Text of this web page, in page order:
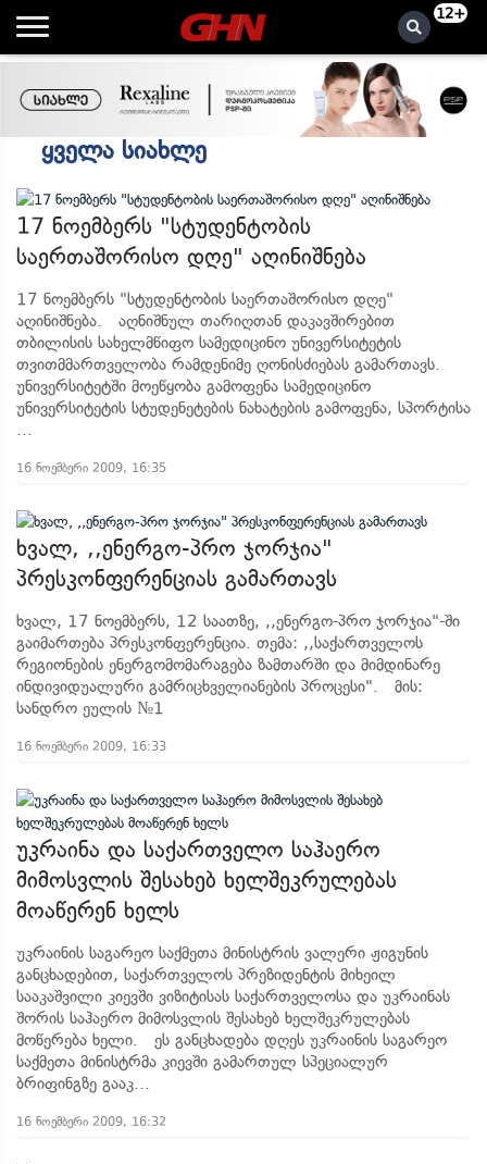
12+
Ყველა Სიახლე
17 ნოემბერს "სტუდენტობის
საერთაშორისო დღე" აღინიშნება
17 ნოემბერს "სტუდენტობის საერთაშორისო დღე"
აღინიშნება. აღნიშნულ თარიღთან დაკავშირებით
თბილისის სახელმწიფო სამედიცინო უნივერსიტეტის
თვითმმართველობა რამდენიმე ღონისძიებას გამართავს.
უნივერსიტეტში მოეწყობა გამოფენა სამედიცინო
უნივერსიტეტის სტუდენეტების ნახატების გამოფენა, სპორტისა
...
16 ნოემბერი 2009, 16:35
ხვალ, ,,ენერგო-პრო ჯორჯია"
პრესკონფერენციას გამართავს
ხვალ, 17 ნოემბერს, 12 საათზე, ,,ენერგო-პრო ჯორჯია"-ში
გაიმართება პრესკონფერენცია. თემა: ,,საქართველოს
რეგიონების ენერგომომარაგება ზამთარში და მიმდინარე
ინდივიდუალური გამრიცხველიანების პროცესი". მის:
სანდრო ეულის №1
16 ნოემბერი 2009, 16:33
უკრაინა და საქართველო საჰაერო
მიმოსვლის შესახებ ხელშეკრულებას
მოაწერენ ხელს
უკრაინის საგარეო საქმეთა მინისტრის ვალერი ჟიგუნის
განცხადებით, საქართველოს პრეზიდენტის მიხეილ
სააკაშვილი კიევში ვიზიტისას საქართველოსა და უკრაინას
შორის საჰაერო მიმოსვლის შესახებ ხელშეკრულებას
მოწერება ხელი. ეს განცხადება დღეს უკრაინის საგარეო
საქმეთა მინისტრმა კიევში გამართულ სპეციალურ
ბრიფინგზე გააკ...
16 ნოემბერი 2009, 16:32